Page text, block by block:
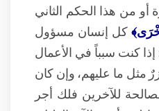
من هذا الحكم الثاني
كل إنسان مسؤول
كنت سبباً في الأعمال
مثل ما عليهم، وإن كان
للآخرين فلك أجر